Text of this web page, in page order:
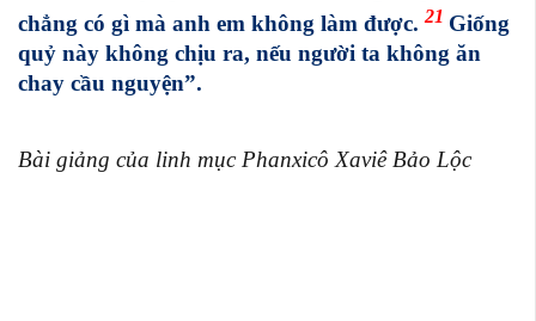
chẳng có gì mà anh em không làm được.21 Giống
quỷ này không chịu ra, nếu người ta không ăn
chay cầu nguyện”.
Bài giảng của linh mục Phanxicô Xaviê Bảo Lộc